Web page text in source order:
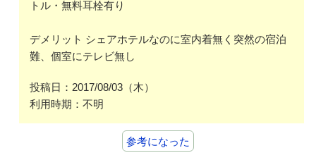
トル・無料耳栓有り
デメリット シェアホテルなのに室内着無く突然の宿泊
難、個室にテレビ無し
投稿日：2017/08/03（木）
利用時期：不明
参考になった